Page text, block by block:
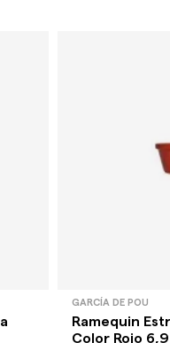
GARCÍA DE POU
Ramequin
Color Rojo 6,9